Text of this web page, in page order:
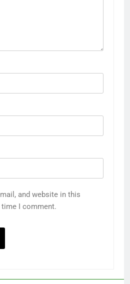
and website in this
I comment.